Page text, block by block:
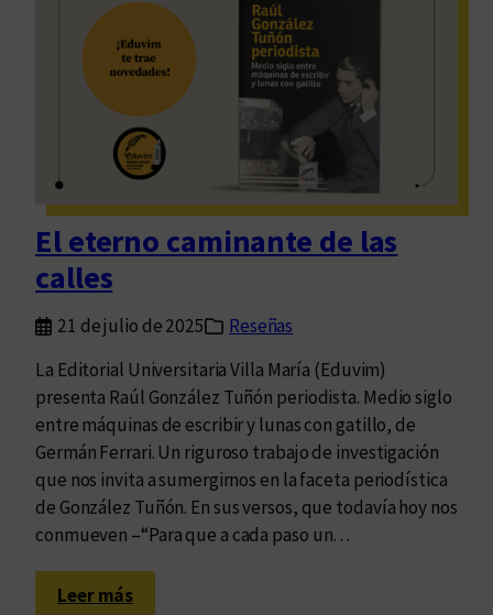
El eterno caminante de las
calles
21 de julio de 2025
Reseñas
La Editorial Universitaria Villa María (Eduvim)
presenta Raúl González Tuñón periodista. Medio siglo
entre máquinas de escribir y lunas con gatillo, de
Germán Ferrari. Un riguroso trabajo de investigación
que nos invita a sumergirnos en la faceta periodística
de González Tuñón. En sus versos, que todavía hoy nos
conmueven –“Para que a cada paso un…
Leer más: